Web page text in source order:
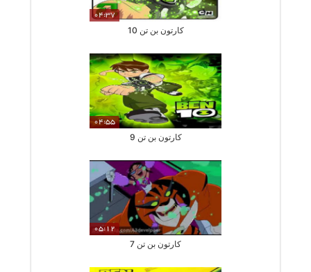
04:37
کارتون بن تن 10
04:55
کارتون بن تن 9
05:12
کارتون بن تن 7